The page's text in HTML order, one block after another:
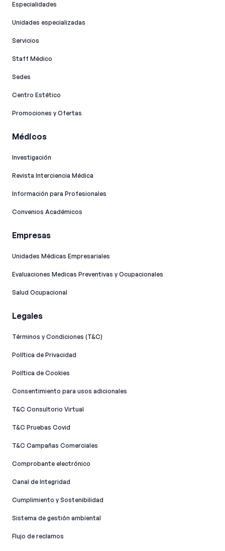
Especialidades
Unidades especializadas
Servicios
Staff Médico
Sedes
Centro Estético
Promociones y Ofertas
Médicos
Investigación
Revista Interciencia Médica
Información para Profesionales
Convenios Académicos
Empresas
Unidades Médicas Empresariales
Evaluaciones Medicas Preventivas y Ocupacionales
Salud Ocupacional
Legales
Términos y Condiciones (T&C)
Política de Privacidad
Política de Cookies
Consentimiento para usos adicionales
T&C Consultorio Virtual
T&C Pruebas Covid
T&C Campañas Comerciales
Comprobante electrónico
Canal de Integridad​
Cumplimiento y Sostenibilidad
Sistema de gestión ambiental
Flujo de reclamos